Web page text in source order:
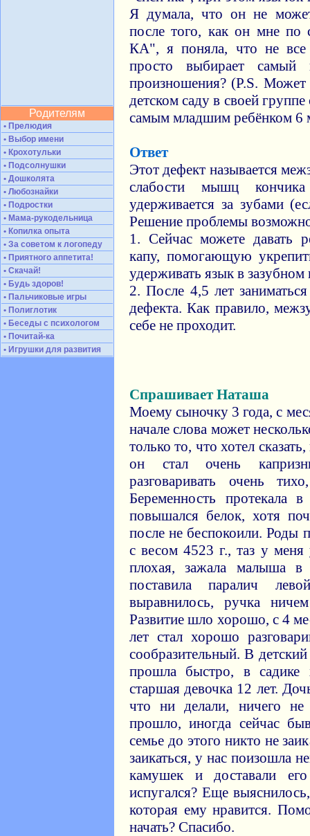
Родителям
• Прелюдия
• Выбор имени
• Крохотульки
• Подсолнушки
• Дошколята
• Любознайки
• Подростки
• Мама-рукодельница
• Копилка опыта
• За советом к логопеду
• Приятного аппетита!
• Скачай!
• Будь здоров!
• Пальчиковые игры
• Полиглотик
• Беседы с психологом
• Почитай-ка
• Игрушки для развития
Я думала, что он не
после того, как он мне
КА", я поняла, что не
просто выбирает самый
произношения? (P.S. Может
детском саду в своей
самым младшим ребёнком 6
Ответ
Этот дефект называется
слабости мышц
удерживается за зубами
Решение проблемы
1. Сейчас можете давать
капу, помогающую
удерживать язык в
2. После 4,5 лет
дефекта. Как правило,
себе не проходит.
Спрашивает Наташа
Моему сыночку 3 года, с
начале слова может
только то, что хотел
он стал очень
разговаривать очень
Беременность
повышался белок, хотя
после не беспокоили. Роды
с весом 4523 г., таз у меня
плохая, зажала малыша в
поставила паралич
выравнилось, ручка
Развитие шло хорошо, с 4
лет стал хорошо
сообразительный. В
прошла быстро, в садике
старшая девочка 12 лет.
что ни делали, ничего
прошло, иногда сейчас
семье до этого никто не
заикаться, у нас поизошла
камушек и доставали
испугался? Еще
которая ему нравится.
начать? Спасибо.